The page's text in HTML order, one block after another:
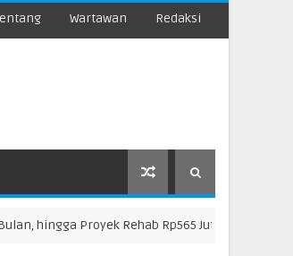
Wartawan Redaksi
Proyek Rehab Rp565 Juta Disorot